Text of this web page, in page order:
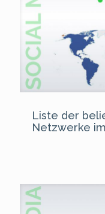
Liste der
Netzwerke